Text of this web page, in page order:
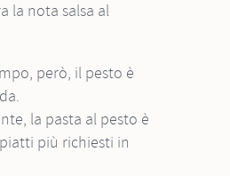
la nota salsa al
la pasta al pesto è
più richiesti in